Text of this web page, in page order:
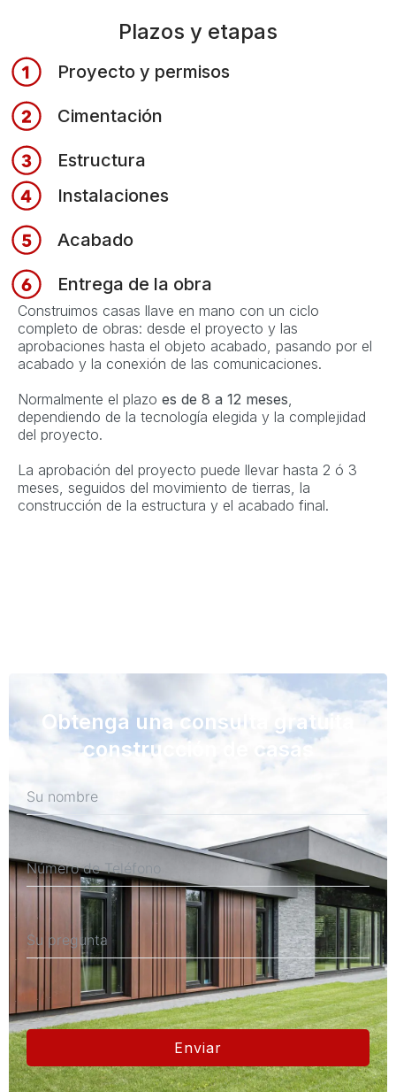
Plazos y etapas
Proyecto y permisos
Cimentación
Estructura
Instalaciones
Acabado
Entrega de la obra
Construimos casas llave en mano con un ciclo
completo de obras: desde el proyecto y las
aprobaciones hasta el objeto acabado, pasando por el
acabado y la conexión de las comunicaciones.
Normalmente el plazo es de 8 a 12 meses
dependiendo de la tecnología elegida y la complejidad
del proyecto.
La aprobación del proyecto puede llevar hasta 2 ó 3
meses, seguidos del movimiento de tierras, la
construcción de la estructura y el acabado final.
Obtenga una consulta gratuita
construcción de casas
Enviar